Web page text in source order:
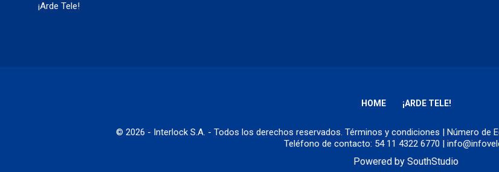
¡Arde Tele!
HOME ¡ARDE TELE!
© 2026 - Interlock S.A. - Todos los derechos reservados. Términos y condiciones | Número de
Teléfono de contacto: 54 11 4322 6770 |
Powered by SouthStudio